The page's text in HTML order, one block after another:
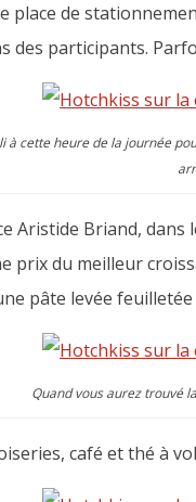
place de
des participants.
cette heure de la journée
Aristide Briand, dans
prix du meilleur
pâte levée
Quand vous aurez trouvé
café et thé à